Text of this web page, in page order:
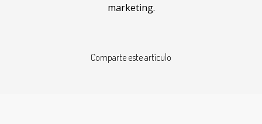
marketing.
Comparte este artículo